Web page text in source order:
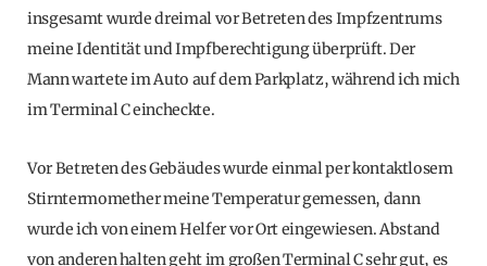
insgesamt wurde dreimal vor Betreten des Impfzentrums
meine Identität und Impfberechtigung überprüft. Der
Mann wartete im Auto auf dem Parkplatz, während ich mich
im Terminal C eincheckte.
Vor Betreten des Gebäudes wurde einmal per kontaktlosem
Stirntermomether meine Temperatur gemessen, dann
wurde ich von einem Helfer vor Ort eingewiesen. Abstand
von anderen halten geht im großen Terminal C sehr gut, es